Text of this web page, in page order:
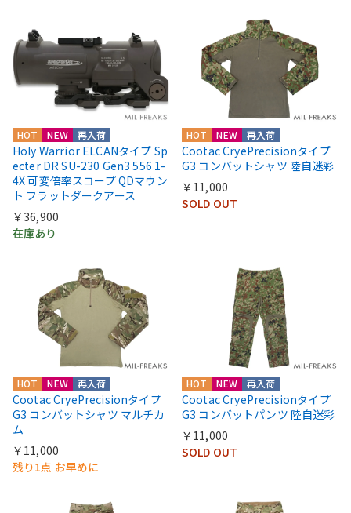
HOT NEW 再入荷
Holy Warrior ELCANタイプ Sp
ecter DR SU-230 Gen3 556 1-
4X 可変倍率スコープ QDマウン
ト フラットダークアース
￥36,900
在庫あり
HOT NEW 再入荷
Cootac CryePrecisionタイプ
G3 コンバットシャツ 陸自迷彩
￥11,000
SOLD OUT
HOT NEW 再入荷
Cootac CryePrecisionタイプ
G3 コンバットシャツ マルチカ
ム
￥11,000
残り1点 お早めに
HOT NEW 再入荷
Cootac CryePrecisionタイプ
G3 コンバットパンツ 陸自迷彩
￥11,000
SOLD OUT